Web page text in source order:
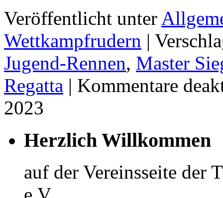
Veröffentlicht unter
Wettkampfrudern |
Jugend-Rennen, Master
Regatta | Kommentare
2023
Herzlich Willkommen
auf der Vereinsseite der